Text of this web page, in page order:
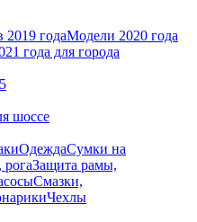
2019 годаМодели 2020 года
года для города
шоссе
ОдеждаСумки на
Защита рамы,
Смазки,
Чехлы